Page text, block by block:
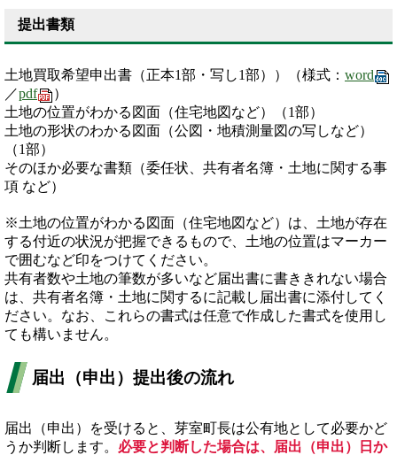
提出書類
土地買取希望申出書（正本1部・写し1部））（様式： word
／pdf
）
土地の位置がわかる図面（住宅地図など）（1部）
土地の形状のわかる図面（公図・地積測量図の写しなど）
（1部）
そのほか必要な書類（委任状、共有者名簿・土地に関する事
項 など）
※土地の位置がわかる図面（住宅地図など）は、土地が存在
する付近の状況が把握できるもので、土地の位置はマーカー
で囲むなど印をつけてください。
共有者数や土地の筆数が多いなど届出書に書ききれない場合
は、共有者名簿・土地に関するに記載し届出書に添付してく
ださい。なお、これらの書式は任意で作成した書式を使用し
ても構いません。
届出（申出）提出後の流れ
届出（申出）を受けると、芽室町長は公有地として必要かど
うか判断します。 必要と判断した場合は、届出（申出）日か